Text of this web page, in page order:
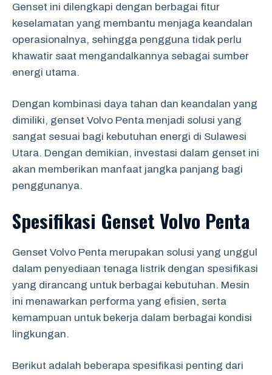
Genset ini dilengkapi dengan berbagai fitur
keselamatan yang membantu menjaga keandalan
operasionalnya, sehingga pengguna tidak perlu
khawatir saat mengandalkannya sebagai sumber
energi utama.
Dengan kombinasi daya tahan dan keandalan yang
dimiliki, genset Volvo Penta menjadi solusi yang
sangat sesuai bagi kebutuhan energi di Sulawesi
Utara. Dengan demikian, investasi dalam genset ini
akan memberikan manfaat jangka panjang bagi
penggunanya.
Spesifikasi Genset Volvo Penta
Genset Volvo Penta merupakan solusi yang unggul
dalam penyediaan tenaga listrik dengan spesifikasi
yang dirancang untuk berbagai kebutuhan. Mesin
ini menawarkan performa yang efisien, serta
kemampuan untuk bekerja dalam berbagai kondisi
lingkungan.
Berikut adalah beberapa spesifikasi penting dari